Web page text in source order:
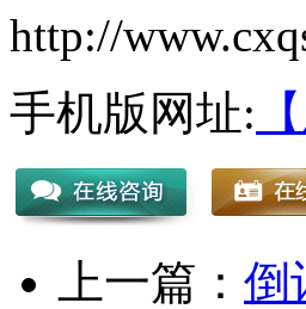
http://
手机版网址:
上一篇： 倒